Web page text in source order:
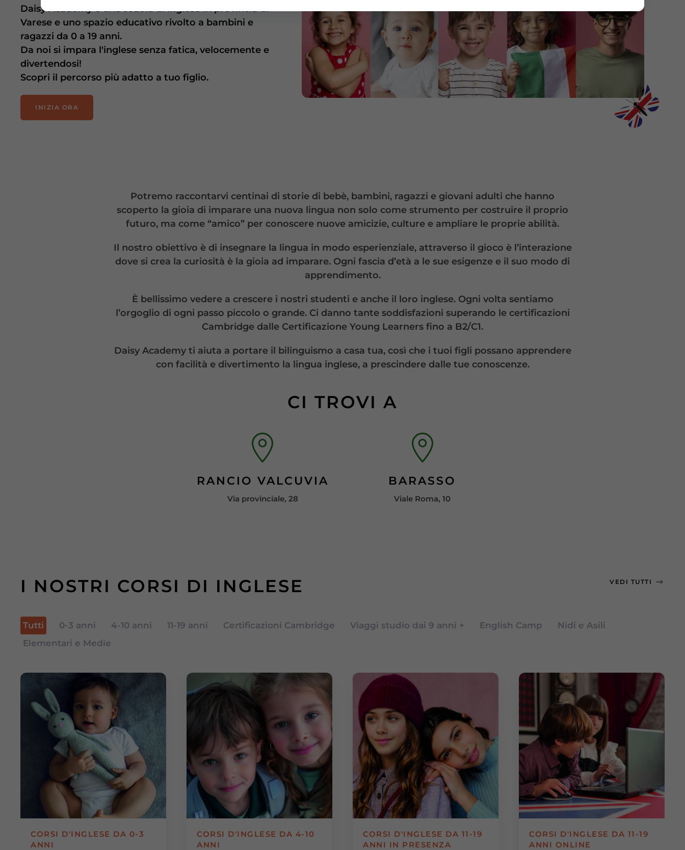
Daisy Academy è una scuola di inglese in provincia di
Varese e uno spazio educativo rivolto a bambini e
ragazzi da 0 a 19 anni.
Da noi si impara l'inglese senza fatica, velocemente e
divertendosi!
Scopri il percorso più adatto a tuo figlio.
INIZIA ORA
Potremo raccontarvi centinai di storie di bebè, bambini, ragazzi e giovani adulti che hanno
scoperto la gioia di imparare una nuova lingua non solo come strumento per costruire il proprio
futuro, ma come “amico” per conoscere nuove amicizie, culture e ampliare le proprie abilità.
Il nostro obiettivo è di insegnare la lingua in modo esperienziale, attraverso il gioco è l’interazione
dove si crea la curiosità è la gioia ad imparare. Ogni fascia d’età a le sue esigenze e il suo modo di
apprendimento.
È bellissimo vedere a crescere i nostri studenti e anche il loro inglese. Ogni volta sentiamo
l’orgoglio di ogni passo piccolo o grande. Ci danno tante soddisfazioni superando le certificazioni
Cambridge dalle Certificazione Young Learners fino a B2/C1.
Daisy Academy ti aiuta a portare il bilinguismo a casa tua, così che i tuoi figli possano apprendere
con facilità e divertimento la lingua inglese, a prescindere dalle tue conoscenze.
CI TROVI A
RANCIO VALCUVIA
Via provinciale, 28
BARASSO
Viale Roma, 10
I NOSTRI CORSI DI INGLESE VEDI TUTTI
Tutti 0-3 anni 4-10 anni 11-19 anni Certificazioni Cambridge Viaggi studio dai 9 anni + English Camp
Nidi e Asili
Elementari e Medie
CORSI D'INGLESE DA 0-3
ANNI
CORSI D'INGLESE DA 4-10
ANNI
CORSI D'INGLESE DA 11-19
ANNI IN PRESENZA
CORSI D'INGLESE DA 11-19
ANNI ONLINE